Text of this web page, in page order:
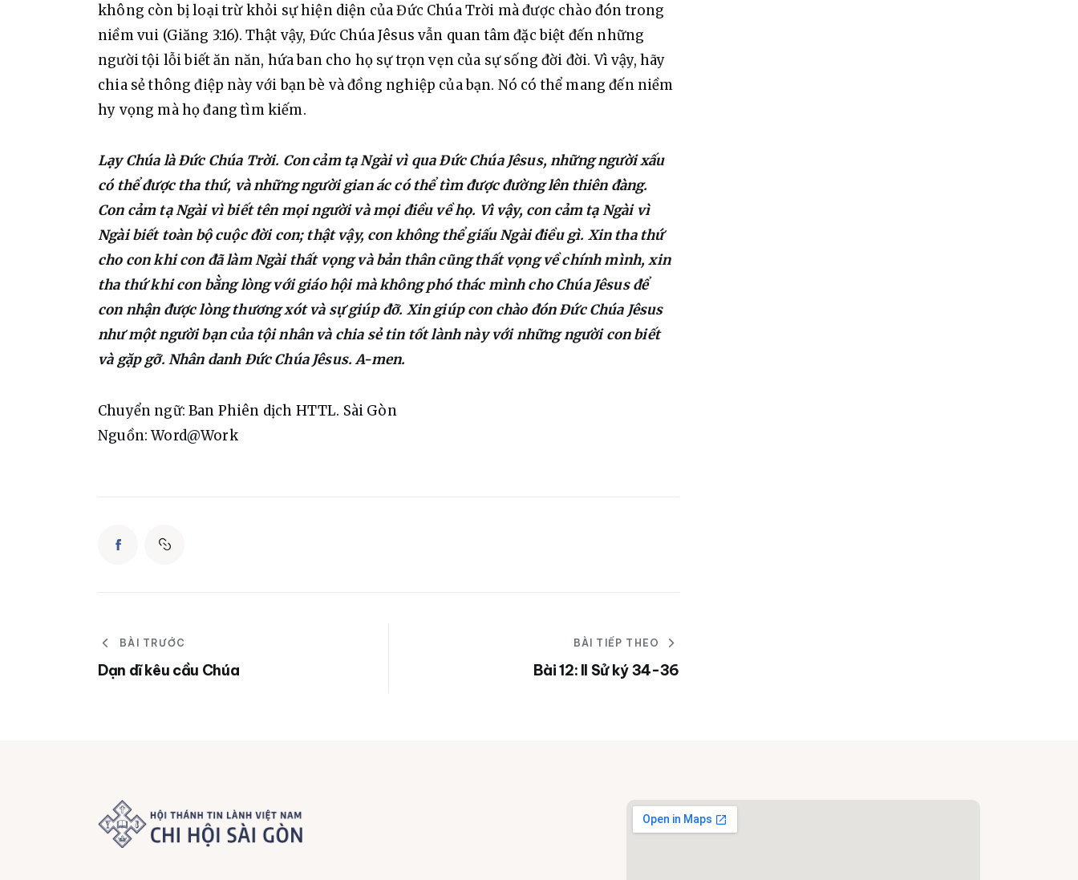
không còn bị loại trừ khỏi sự hiện diện của Đức Chúa Trời mà được chào đón trong
niềm vui (Giăng 3:16). Thật vậy, Đức Chúa Jêsus vẫn quan tâm đặc biệt đến những
người tội lỗi biết ăn năn, hứa ban cho họ sự trọn vẹn của sự sống đời đời. Vì vậy, hãy
chia sẻ thông điệp này với bạn bè và đồng nghiệp của bạn. Nó có thể mang đến niềm
hy vọng mà họ đang tìm kiếm.
Lạy Chúa là Đức Chúa Trời. Con cảm tạ Ngài vì qua Đức Chúa Jêsus, những người xấu
có thể được tha thứ, và những người gian ác có thể tìm được đường lên thiên đàng.
Con cảm tạ Ngài vì biết tên mọi người và mọi điều về họ. Vì vậy, con cảm tạ Ngài vì
Ngài biết toàn bộ cuộc đời con; thật vậy, con không thể giấu Ngài điều gì. Xin tha thứ
cho con khi con đã làm Ngài thất vọng và bản thân cũng thất vọng về chính mình, xin
tha thứ khi con bằng lòng với giáo hội mà không phó thác mình cho Chúa Jêsus để
con nhận được lòng thương xót và sự giúp đỡ. Xin giúp con chào đón Đức Chúa Jêsus
như một người bạn của tội nhân và chia sẻ tin tốt lành này với những người con biết
và gặp gỡ. Nhân danh Đức Chúa Jêsus. A-men.
Chuyển ngữ: Ban Phiên dịch HTTL. Sài Gòn
Nguồn: Word@Work
BÀI TRƯỚC
Dạn dĩ kêu cầu Chúa
BÀI TIẾP THEO
Bài 12: II Sử ký 34-36